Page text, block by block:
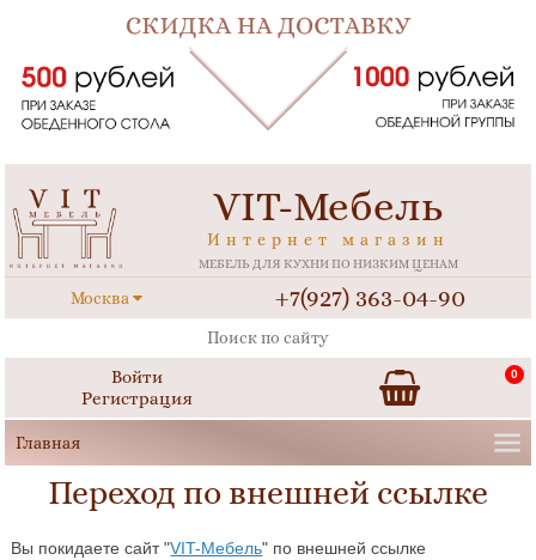
VIT-Мебель
Интернет магазин
МЕБЕЛЬ ДЛЯ КУХНИ ПО НИЗКИМ ЦЕНАМ
Москва +7(927) 363-04-90
Войти
Регистрация
0
Переход по внешней ссылке
Вы покидаете сайт "VIT-Мебель" по внешней ссылке